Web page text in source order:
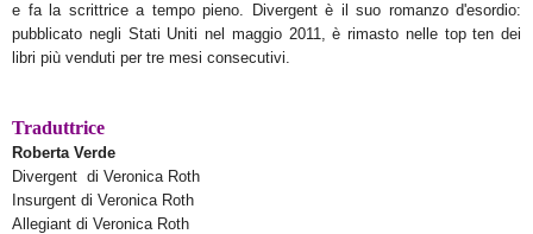
e fa la scrittrice a tempo pieno. Divergent è il suo romanzo d'esordio:
pubblicato negli Stati Uniti nel maggio 2011, è rimasto nelle top ten dei
libri più venduti per tre mesi consecutivi.
Traduttrice
Roberta Verde
Divergent di Veronica Roth
Insurgent di Veronica Roth
Allegiant di Veronica Roth